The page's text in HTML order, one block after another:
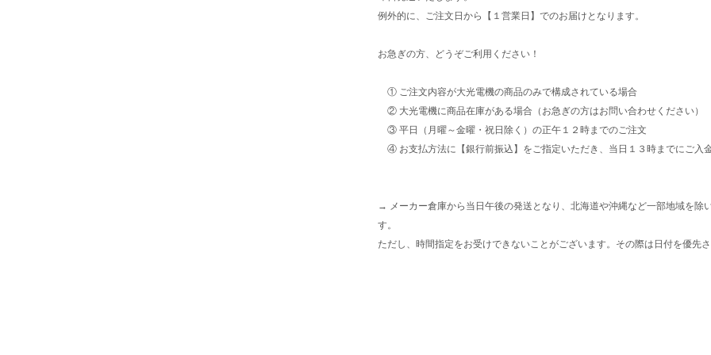
例外的に、ご注文日から【１営業日】でのお届けとなります。
お急ぎの方、どうぞご利用ください！
① ご注文内容が大光電機の商品のみで構成されている場合
② 大光電機に商品在庫がある場合（お急ぎの方はお問い合わせください）
③ 平日（月曜～金曜・祝日除く）の正午１２時までのご注文
④ お支払方法に【銀行前振込】をご指定いただき、当日１３時までにご入
→ メーカー倉庫から当日午後の発送となり、北海道や沖縄など一部地域を除
す。
ただし、時間指定をお受けできないことがございます。その際は日付を優先